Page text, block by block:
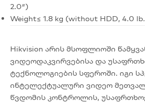
2.0″)
Weight≤ 1.8 kg (without HDD, 4.0
Hikvision არის მსოფლიოში
ვიდეოდაკვირვებისა და
ტექნოლოგიების სფეროში. იგი
ინტელექტუალური ვიდეო
წვდომის კონტროლის,